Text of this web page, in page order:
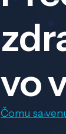
vo
Čomu sa